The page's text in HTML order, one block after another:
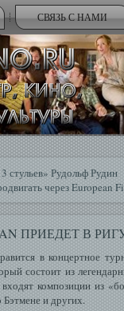
СВЯЗЬ С НАМИ
стульев» Рудольф Рудин
через European
ПРИЕДЕТ В
в концертное
состоит из
композиции из
и других.